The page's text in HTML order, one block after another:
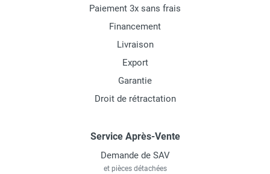
Paiement 3x sans frais
Financement
Livraison
Export
Garantie
Droit de rétractation
Service Après-Vente
Demande de SAV
et pièces détachées